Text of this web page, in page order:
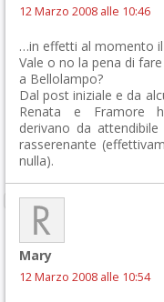
12 Marzo 2008 alle 10:46
…in effetti al momento
Vale o no la pena di
a Bellolampo?
Dal post iniziale e da
Renata e Framore
derivano da
rasserenante
nulla).
Mary
12 Marzo 2008 alle 10:54